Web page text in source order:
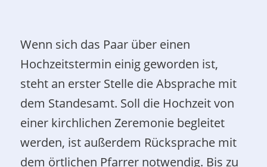
Wenn sich das Paar über einen
Hochzeitstermin einig geworden ist,
steht an erster Stelle die Absprache mit
dem Standesamt. Soll die Hochzeit von
einer kirchlichen Zeremonie begleitet
werden, ist außerdem Rücksprache mit
dem örtlichen Pfarrer notwendig. Bis zu